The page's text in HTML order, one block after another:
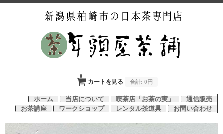
カートを見る
0
合計: 0円
ホーム 当店について 喫茶店「お茶の実」
通信販売
お茶講座
ワークショップ レンタル茶道具 お問い合わせ